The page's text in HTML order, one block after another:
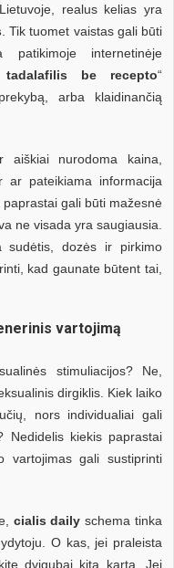
Lietuvoje, realus kelias yra
. Tik tuomet vaistas gali būti
patikimoje internetinėje
be recepto“
arba klaidinančią
aiškiai nurodoma kaina,
ar pateikiama informacija
paprastai gali būti mažesnė
ne visada yra saugiausia.
sudėtis, dozės ir pirkimo
kad gaunate būtent tai,
vartojimą
stimuliacijos? Ne,
dirgiklis. Kiek laiko
nors individualiai gali
Nedidelis kiekis paprastai
vartojimas gali sustiprinti
cialis daily schema tinka
O kas, jei praleista
dvigubai kitą kartą. Jei